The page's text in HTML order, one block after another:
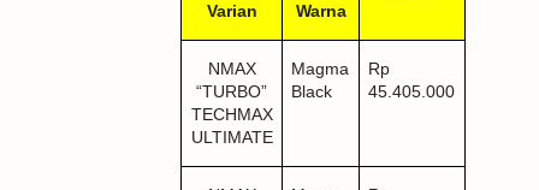
Varian
Warna
NMAX
“TURBO”
TECHMAX
ULTIMATE
Magma
Black
Rp
45.405.000